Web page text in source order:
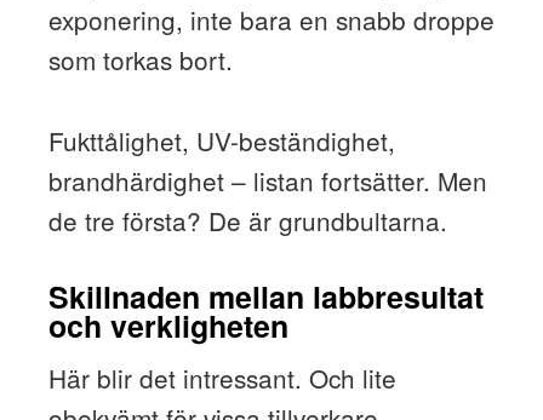
exponering, inte bara en snabb droppe
som torkas bort.
Fukttålighet, UV-beständighet,
brandhärdighet – listan fortsätter. Men
de tre första? De är grundbultarna.
Skillnaden mellan labbresultat
och verkligheten
Här blir det intressant. Och lite